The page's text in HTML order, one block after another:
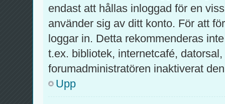
endast att hållas inloggad för en
använder sig av ditt konto. För att
loggar in. Detta rekommenderas
t.ex. bibliotek, internetcafé,
forumadministratören inaktiverat
Upp